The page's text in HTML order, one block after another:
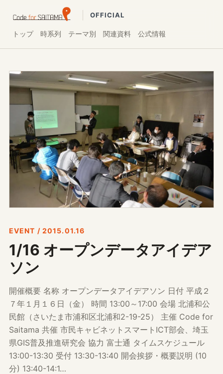
OFFICIAL
トップ 時系列 テーマ別 関連資料 公式情報
EVENT / 2015.01.16
1/16 オープンデータアイデア
ソン
開催概要 名称 オープンデータアイデアソン 日付 平成２
７年１月１６日（金） 時間 13:00～17:00 会場 北浦和公
民館（さいたま市浦和区北浦和2-19-25） 主催 Code for
Saitama 共催 市民キャビネットスマートICT部会、埼玉
県GIS普及推進研究会 協力 富士通 タイムスケジュール
13:00-13:30 受付 13:30-13:40 開会挨拶・概要説明 (10
分) 13:40-14:1…